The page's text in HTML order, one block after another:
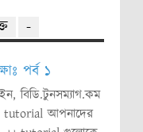
-
পর্ব ১
বিডি.টুনসম্যাগ.কম
আপনাদের